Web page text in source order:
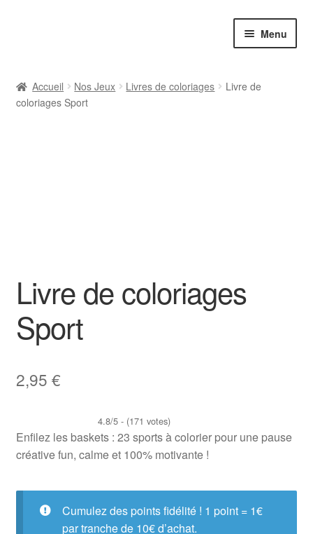
navigation
Menu
Accueil Nos Jeux Livres de coloriages
Livre de
coloriages Sport
Livre de coloriages
Sport
2,95 €
4.8/5 - (171 votes)
Enfilez les baskets : 23 sports à colorier pour une pause
créative fun, calme et 100% motivante !
Cumulez des points fidélité ! 1 point = 1€
par tranche de 10€ d’achat.